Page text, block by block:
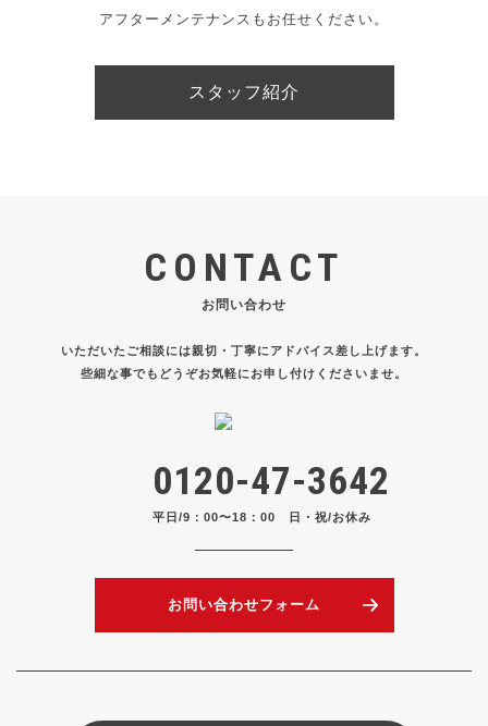
アフターメンテナンスもお任せください。
スタッフ紹介
CONTACT
お問い合わせ
いただいたご相談には親切・丁寧にアドバイス差し上げます。
些細な事でもどうぞお気軽にお申し付けくださいませ。
0120-47-3642
平日/9：00〜18：00 日・祝/お休み
お問い合わせフォーム